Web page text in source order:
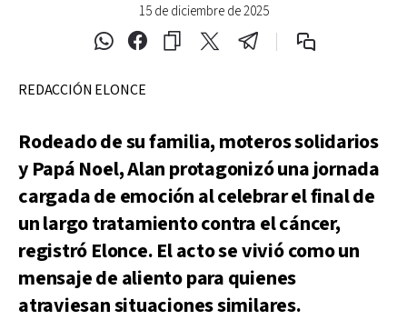
15 de diciembre de 2025
REDACCIÓN ELONCE
Rodeado de su familia, moteros solidarios
y Papá Noel, Alan protagonizó una jornada
cargada de emoción al celebrar el final de
un largo tratamiento contra el cáncer,
registró Elonce. El acto se vivió como un
mensaje de aliento para quienes
atraviesan situaciones similares.